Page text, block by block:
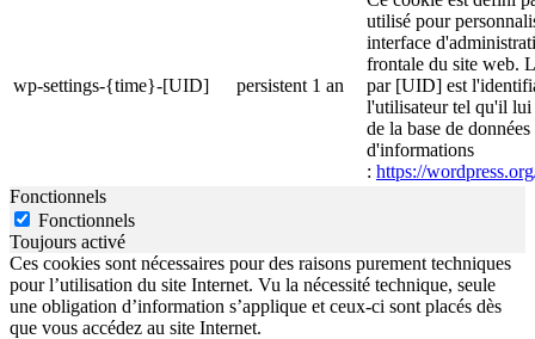
wp-settings-{time}-[UID] persistent 1 an
utilisé pour
interface
frontale du site web.
par [UID] est
l'utilisateur tel qu'il lui
de la base de
d'informations
: https://
Fonctionnels
Fonctionnels
Toujours activé
Ces cookies sont nécessaires pour des raisons purement techniques
pour l’utilisation du site Internet. Vu la nécessité technique, seule
une obligation d’information s’applique et ceux-ci sont placés dès
que vous accédez au site Internet.